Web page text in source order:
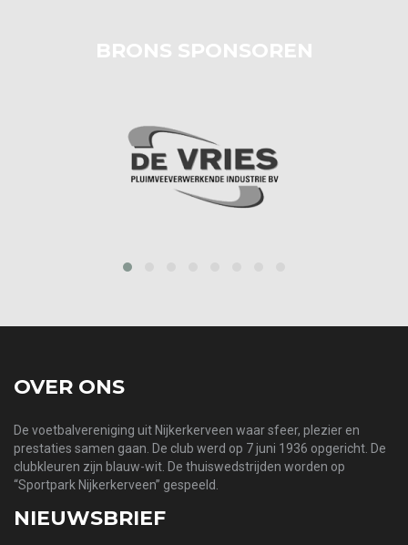
BRONS SPONSOREN
OVER ONS
De voetbalvereniging uit Nijkerkerveen waar sfeer, plezier en
prestaties samen gaan. De club werd op 7 juni 1936 opgericht. De
clubkleuren zijn blauw-wit. De thuiswedstrijden worden op
“Sportpark Nijkerkerveen” gespeeld.
NIEUWSBRIEF